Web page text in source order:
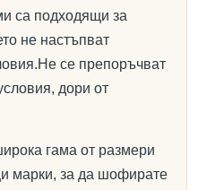
са подходящи за
не настъпват
се препоръчват
дори от
гама от размери
марки, за да шофирате